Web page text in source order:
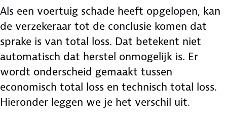
Als een voertuig schade heeft opgelopen, kan
de verzekeraar tot de conclusie komen dat
sprake is van total loss. Dat betekent niet
automatisch dat herstel onmogelijk is. Er
wordt onderscheid gemaakt tussen
economisch total loss en technisch total loss.
Hieronder leggen we je het verschil uit.